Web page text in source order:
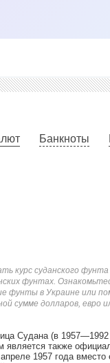
Банкноты
курс суданского
фунтах.
фунты в Украине или
сумме долларов, евро
Судана (в 1957—1992
также
1957 года